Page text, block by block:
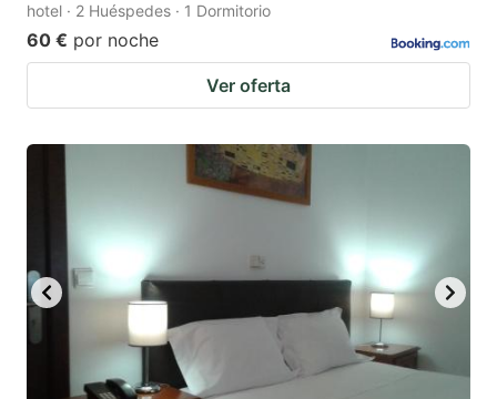
hotel · 2 Huéspedes · 1 Dormitorio
60 € por noche
Ver oferta